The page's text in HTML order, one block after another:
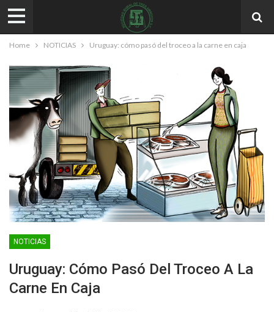
Home NOTICIAS Uruguay: cómo pasó del troceo a la carne en caja
NOTICIAS
Uruguay: Cómo Pasó Del Troceo A La
Carne En Caja